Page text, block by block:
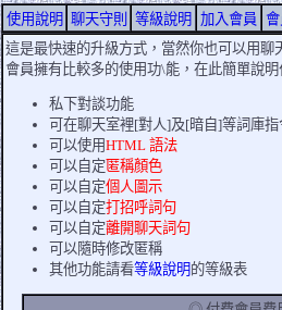
使用說明 聊天守則 等級說明 加入會員
這是最快速的升級方式，當然你也可以用
會員擁有比較多的使用功\能，在此簡單說
私下對談功能
可在聊天室裡[對人]及[暗自]等詞庫指
可以使用HTML 語法
可以自定匿稱顏色
可以自定個人圖示
可以自定打招呼詞句
可以自定離開聊天詞句
可以隨時修改匿稱
其他功能請看等級說明的等級表